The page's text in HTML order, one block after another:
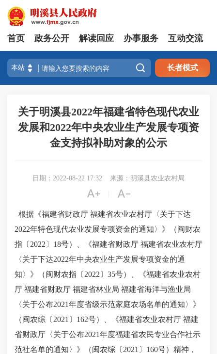
首页 政务公开 解读回应 办事服务 互动交流
 长者模式
关于明溪县2022年福建省特色现代农业
发展和2022年中央农业生产发展专项资
金支持拟补助对象的公示
日期：2022-08-22 17:32 来源：明溪县农业农村局
 
根据《福建省财政厅 福建省农业农村厅〈关于下达
2022年特色现代农业发展专项资金的通知〉》（闽财农
指〔2022〕18号）、《福建省财政厅 福建省农业农村厅
〈关于下达2022年中央农业生产发展专项资金的通
知〉》（闽财农指〔2022〕35号）、《福建省农业农村
厅 福建省财政厅 福建省林业局 福建省海洋与渔业局
〈关于公布2021年度省级示范家庭农场名单的通知〉》
（闽农综〔2021〕162号）、《福建省农业农村厅 福建
省财政厅〈关于公布2021年度福建省农民专业合作社示
范社名单的通知〉》（闽农综〔2021〕160号）精神，